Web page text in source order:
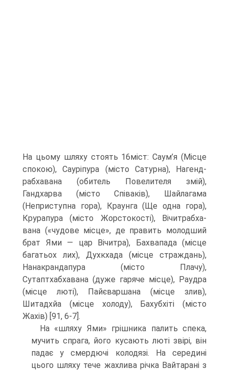
На цьому шляху стоять 16міст: Саум’я (Місце
спокою), Сауріпура (місто Сатурна), Нагенд-
рабхавана (обитель Повелителя змій),
Гандхарва (місто Співаків), Шайлагама
(Неприступ­на гора), Краунга (Ще одна гора),
Крурапура (місто Жорстокості), Вічитрабха-
вана («чудове місце», де править молодший
брат Ями — цар Вічитра), Бахвапада (місце
багатьох лих), Духкхада (місце страждань),
Нанакрандапура (місто Плачу),
Сутаптхабхавана (дуже гаряче місце), Раудра
(місце люті), Пайєваршана (місце злив),
Шитадхйа (місце холоду), Бахубхіті (місто
Жахів) [91, 6-7].
На «шляху Ями» грішника палить спека,
мучить спрага, його кусають люті звірі, він
падає у смердючі колодязі. На середині
цього шляху тече жахли­ва річка Вайтарані з